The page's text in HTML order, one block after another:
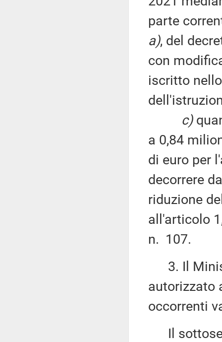
parte
a), del
con
iscritto
c)
a 0,84
di euro per
decorrere
riduzione
all'articolo
n. 107.
3. Il
autorizzato
occorrenti
Il